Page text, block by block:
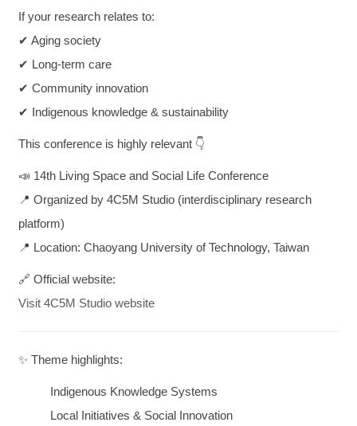
If your research relates to:
✔ Aging society
✔ Long-term care
✔ Community innovation
✔ Indigenous knowledge & sustainability
This conference is highly relevant 👇
📣 14th Living Space and Social Life Conference
📍 Organized by 4C5M Studio (interdisciplinary research
platform)
📍 Location: Chaoyang University of Technology, Taiwan
🔗 Official website:
Visit 4C5M Studio website
✨ Theme highlights:
Indigenous Knowledge Systems
Local Initiatives & Social Innovation